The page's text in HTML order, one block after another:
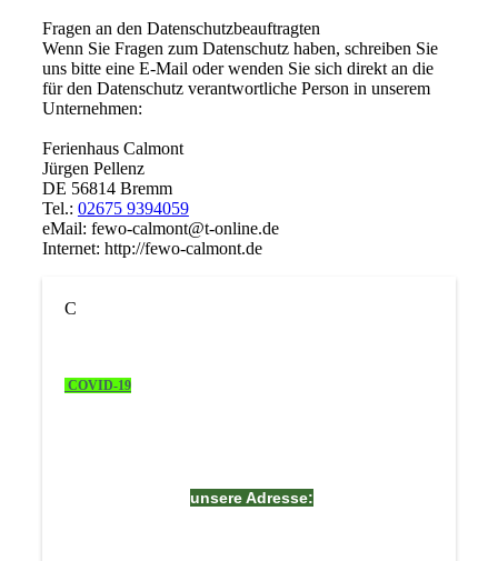
Fragen an den Datenschutzbeauftragten
Wenn Sie Fragen zum Datenschutz haben, schreiben Sie
uns bitte eine E-Mail oder wenden Sie sich direkt an die
für den Datenschutz verantwortliche Person in unserem
Unternehmen:
Ferienhaus Calmont
Jürgen Pellenz
DE 56814 Bremm
Tel.: 02675 9394059
eMail: fewo-calmont@t-online.de
Internet: http://fewo-calmont.de
C
COVID-19
unsere Adresse: